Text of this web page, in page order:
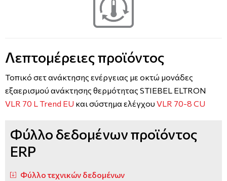
Λεπτομέρειες προϊόντος
Τοπικό σετ ανάκτησης ενέργειας με οκτώ μονάδες
εξαερισμού ανάκτησης θερμότητας STIEBEL ELTRON
VLR 70 L Trend EU και σύστημα ελέγχου VLR 70-8 CU
Φύλλο δεδομένων προϊόντος
ERP
Φύλλο τεχνικών δεδομένων